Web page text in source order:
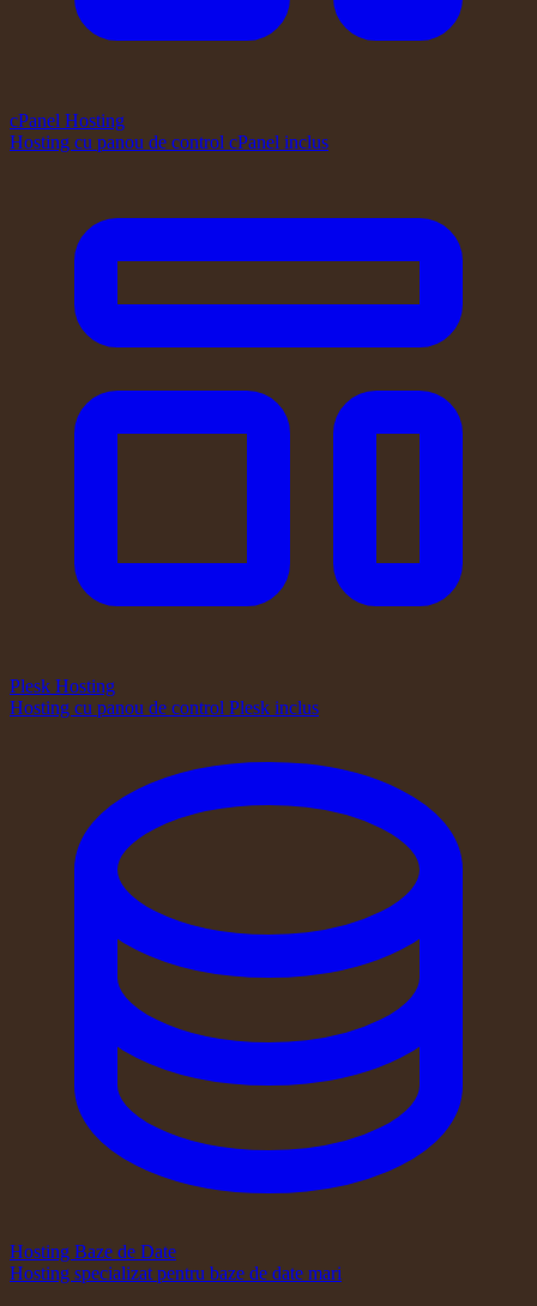
cPanel Hosting
Hosting cu panou de control cPanel inclus
Plesk Hosting
Hosting cu panou de control Plesk inclus
Hosting Baze de Date
Hosting specializat pentru baze de date mari